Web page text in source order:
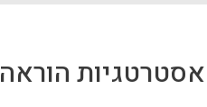
הוראה